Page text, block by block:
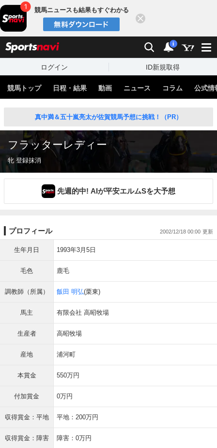
競馬ニュースも結果もすぐわかる
検索 通知
i
ログイン ID新規取得
競馬トップ 日程・結果 動画 ニュース コラム 公式情
真中満＆五十嵐亮太が佐賀競馬予想に挑戦！（PR）
フラッターレディー
牝 登録抹消
先週的中! AIが平安エルムSを大予想
プロフィール 2002/12/18 00:00
生年月日 1993年3月5日
毛色 鹿毛
調教師（所属） 飯田 明弘(栗東)
馬主 有限会社 高昭牧場
生産者 高昭牧場
産地 浦河町
本賞金 550万円
付加賞金 0万円
収得賞金：平地 平地：200万円
収得賞金：障害 障害：0万円